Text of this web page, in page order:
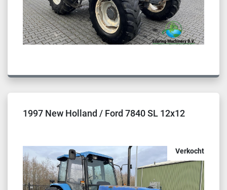
1997 New Holland / Ford 7840 SL 12x12
Verkocht